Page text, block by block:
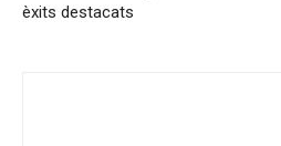
èxits destacats